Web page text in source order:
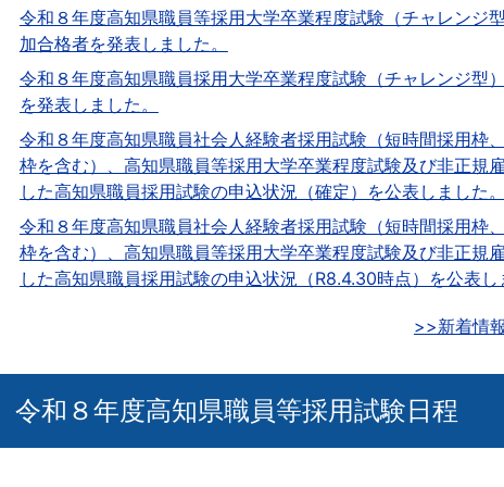
令和８年度高知県職員等採用大学卒業程度試験（チャレンジ
加合格者を発表しました。
令和８年度高知県職員採用大学卒業程度試験（チャレンジ型
を発表しました。
令和８年度高知県職員社会人経験者採用試験（短時間採用枠
枠を含む）、高知県職員等採用大学卒業程度試験及び非正規
した高知県職員採用試験の申込状況（確定）を公表しました。
令和８年度高知県職員社会人経験者採用試験（短時間採用枠
枠を含む）、高知県職員等採用大学卒業程度試験及び非正規
した高知県職員採用試験の申込状況（R8.4.30時点）を公表し
>>新着情
令和８年度高知県職員等採用試験日程